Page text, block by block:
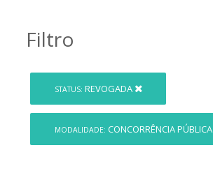
Filtro
STATUS: REVOGADA
MODALIDADE: CONCORRÊNCIA PÚBLICA